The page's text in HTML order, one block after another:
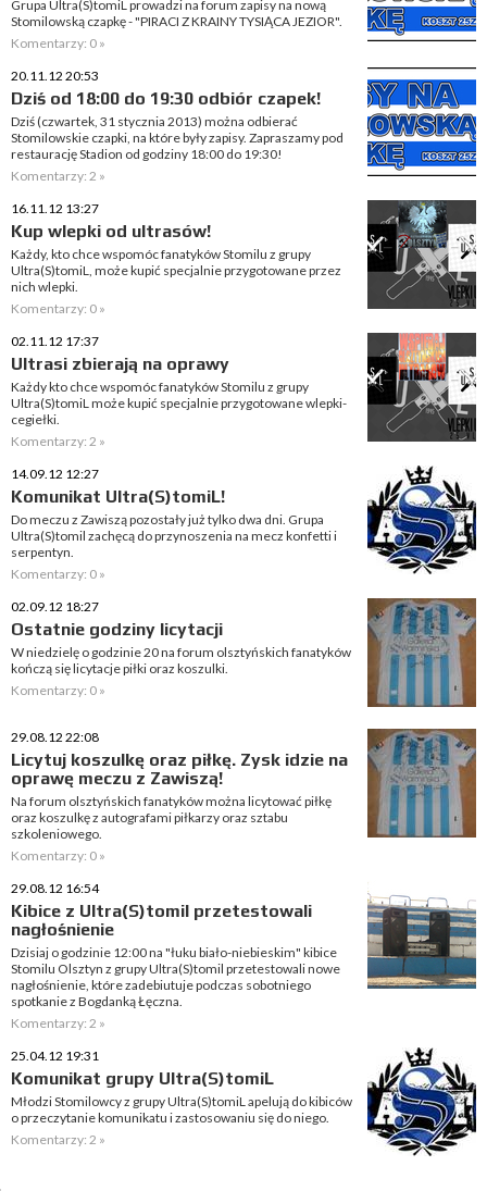
Grupa Ultra(S)tomiL prowadzi na forum zapisy na nową
Stomilowską czapkę - "PIRACI Z KRAINY TYSIĄCA JEZIOR".
Komentarzy: 0 »
20.11.12 20:53
Dziś od 18:00 do 19:30 odbiór czapek!
Dziś (czwartek, 31 stycznia 2013) można odbierać
Stomilowskie czapki, na które były zapisy. Zapraszamy pod
restaurację Stadion od godziny 18:00 do 19:30!
Komentarzy: 2 »
16.11.12 13:27
Kup wlepki od ultrasów!
Każdy, kto chce wspomóc fanatyków Stomilu z grupy
Ultra(S)tomiL, może kupić specjalnie przygotowane przez
nich wlepki.
Komentarzy: 0 »
02.11.12 17:37
Ultrasi zbierają na oprawy
Każdy kto chce wspomóc fanatyków Stomilu z grupy
Ultra(S)tomiL może kupić specjalnie przygotowane wlepki-
cegiełki.
Komentarzy: 2 »
14.09.12 12:27
Komunikat Ultra(S)tomiL!
Do meczu z Zawiszą pozostały już tylko dwa dni. Grupa
Ultra(S)tomil zachęcą do przynoszenia na mecz konfetti i
serpentyn.
Komentarzy: 0 »
02.09.12 18:27
Ostatnie godziny licytacji
W niedzielę o godzinie 20 na forum olsztyńskich fanatyków
kończą się licytacje piłki oraz koszulki.
Komentarzy: 0 »
29.08.12 22:08
Licytuj koszulkę oraz piłkę. Zysk idzie na
oprawę meczu z Zawiszą!
Na forum olsztyńskich fanatyków można licytować piłkę
oraz koszulkę z autografami piłkarzy oraz sztabu
szkoleniowego.
Komentarzy: 0 »
29.08.12 16:54
Kibice z Ultra(S)tomil przetestowali
nagłośnienie
Dzisiaj o godzinie 12:00 na "łuku biało-niebieskim" kibice
Stomilu Olsztyn z grupy Ultra(S)tomil przetestowali nowe
nagłośnienie, które zadebiutuje podczas sobotniego
spotkanie z Bogdanką Łęczna.
Komentarzy: 2 »
25.04.12 19:31
Komunikat grupy Ultra(S)tomiL
Młodzi Stomilowcy z grupy Ultra(S)tomiL apelują do kibiców
o przeczytanie komunikatu i zastosowaniu się do niego.
Komentarzy: 2 »